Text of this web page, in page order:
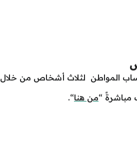
المواطن لثلاث أشخاص من خلال
مباشرةً “من هنا“.